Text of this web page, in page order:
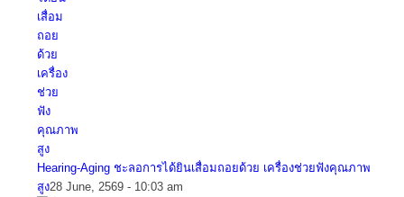
Hearing-Aging ชะลอการได้ยินเสื่อมถอยด้วย เครื่องช่วยฟังคุณภาพ
สูง28 June, 2569 - 10:03 am